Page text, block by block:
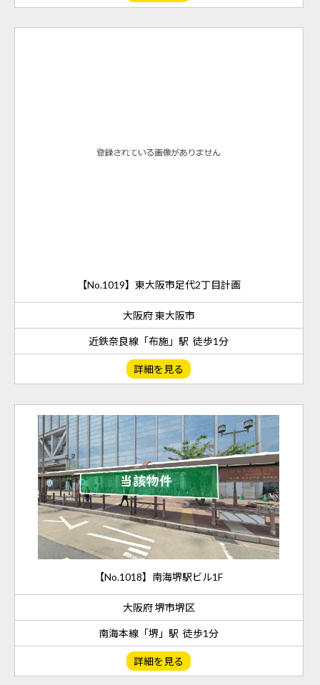
【No.1019】東大阪市足代2丁目計画
大阪府 東大阪市
近鉄奈良線「布施」駅 徒歩1分
詳細を見る
【No.1018】南海堺駅ビル1F
大阪府 堺市堺区
南海本線「堺」駅 徒歩1分
詳細を見る